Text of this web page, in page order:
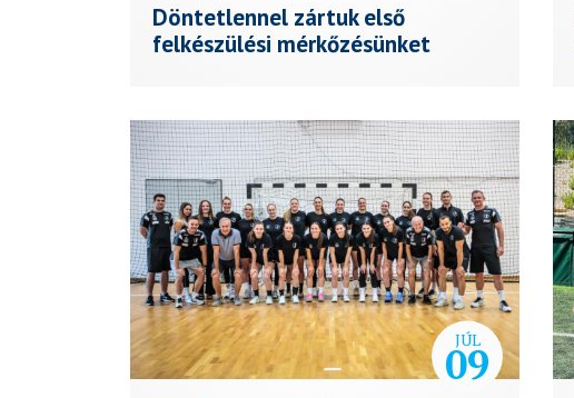
Döntetlennel zártuk első
felkészülési mérkőzésünket
JÚL
09